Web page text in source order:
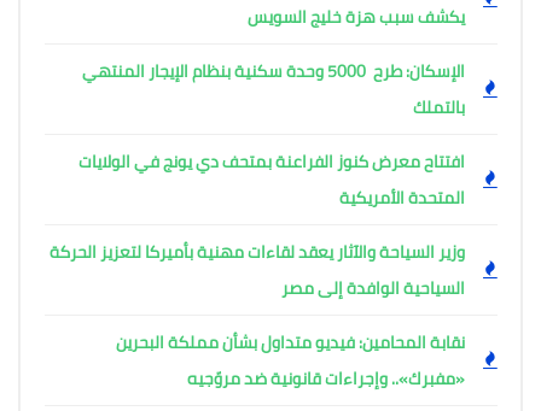
يكشف سبب هزة خليج السويس
الإسكان: طرح 5000 وحدة سكنية بنظام الإيجار المنتهي
بالتملك
افتتاح معرض كنوز الفراعنة بمتحف دي يونج في الولايات
المتحدة الأمريكية
وزير السياحة والآثار يعقد لقاءات مهنية بأميركا لتعزيز الحركة
السياحية الوافدة إلى مصر
نقابة المحامين: فيديو متداول بشأن مملكة البحرين
«مفبرك».. وإجراءات قانونية ضد مروّجيه